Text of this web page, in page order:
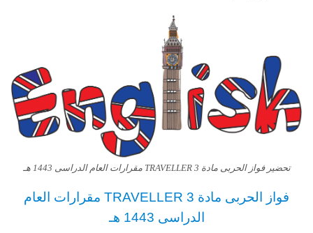
تحضير فواز الحربى مادة TRAVELLER 3 مقرارات العام الدراسى 1443 هـ
فواز الحربى مادة TRAVELLER 3
مقرارات العام
الدراسى